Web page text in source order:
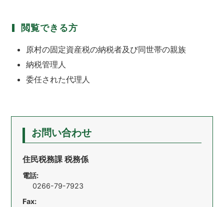
閲覧できる方
原村の固定資産税の納税者及び同世帯の親族
納税管理人
委任された代理人
お問い合わせ
住民税務課 税務係
電話:
0266-79-7923
Fax: